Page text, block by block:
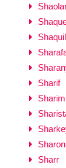
Sharif
Sharim
Sharon
Sharr